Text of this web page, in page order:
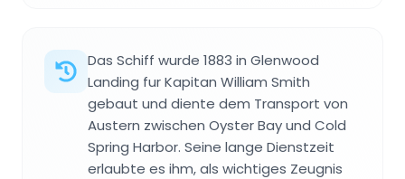
Das Schiff wurde 1883 in Glenwood
Landing fur Kapitan William Smith
gebaut und diente dem Transport von
Austern zwischen Oyster Bay und Cold
Spring Harbor. Seine lange Dienstzeit
erlaubte es ihm, als wichtiges Zeugnis